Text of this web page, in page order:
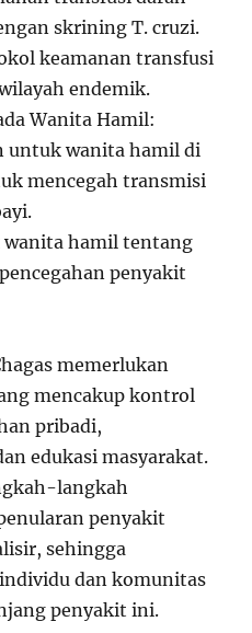
skrining T. cruzi.
keamanan transfusi
endemik.
Wanita Hamil:
untuk wanita hamil di
mencegah transmisi
wanita hamil tentang
penyakit
memerlukan
mencakup kontrol
pribadi,
edukasi masyarakat.
langkah
penyakit
sehingga
dan komunitas
penyakit ini.